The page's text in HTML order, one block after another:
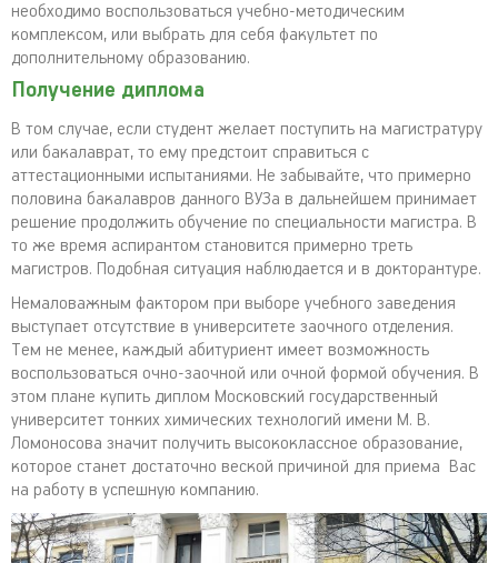
необходимо воспользоваться учебно-методическим
комплексом, или выбрать для себя факультет по
дополнительному образованию.
Получение диплома
В том случае, если студент желает поступить на магистратуру
или бакалаврат, то ему предстоит справиться с
аттестационными испытаниями. Не забывайте, что примерно
половина бакалавров данного ВУЗа в дальнейшем принимает
решение продолжить обучение по специальности магистра. В
то же время аспирантом становится примерно треть
магистров. Подобная ситуация наблюдается и в докторантуре.
Немаловажным фактором при выборе учебного заведения
выступает отсутствие в университете заочного отделения.
Тем не менее, каждый абитуриент имеет возможность
воспользоваться очно-заочной или очной формой обучения. В
этом плане купить диплом Московский государственный
университет тонких химических технологий имени М. В.
Ломоносова значит получить высококлассное образование,
которое станет достаточно веской причиной для приема Вас
на работу в успешную компанию.